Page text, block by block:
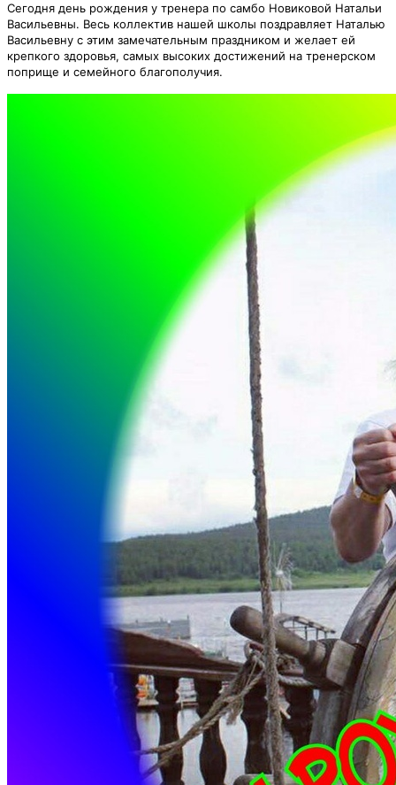
Сегодня день рождения у тренера по самбо Новиковой Натальи
Васильевны. Весь коллектив нашей школы поздравляет Наталью
Васильевну с этим замечательным праздником и желает ей
крепкого здоровья, самых высоких достижений на тренерском
поприще и семейного благополучия.